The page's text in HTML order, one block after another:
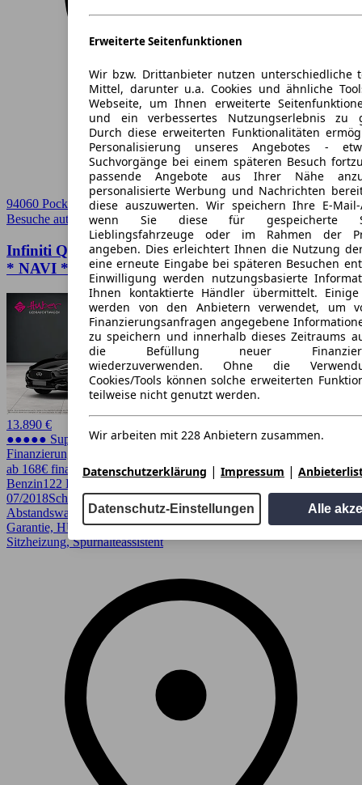
Erweiterte Seitenfunktionen
Wir bzw. Drittanbieter nutzen unterschiedliche
Mittel, darunter u.a. Cookies und ähnliche
Webseite, um Ihnen erweiterte
und ein verbessertes Nutzungserlebnis zu
Durch diese erweiterten Funktionalitäten
Personalisierung unseres Angebotes -
Suchvorgänge bei einem späteren Besuch
passende Angebote aus Ihrer Nähe
personalisierte Werbung und Nachrichten
diese auszuwerten. Wir speichern Ihre E-Mail-
wenn Sie diese für gespeicherte
Lieblingsfahrzeuge oder im Rahmen der
angeben. Dies erleichtert Ihnen die Nutzung
eine erneute Eingabe bei späteren Besuchen
Einwilligung werden nutzungsbasierte
Ihnen kontaktierte Händler übermittelt. Einige
werden von den Anbietern verwendet, um
Finanzierungsanfragen angegebene
zu speichern und innerhalb dieses Zeitraums
die Befüllung neuer
wiederzuverwenden. Ohne die
Cookies/Tools können solche erweiterten
teilweise nicht genutzt werden.
Wir arbeiten mit 228 Anbietern zusammen.
Datenschutzerklärung | Impressum |
Datenschutz-Einstellungen Alle
94060 Pocking
Besuche autoscout24.de
Infiniti Q30 PREMIUM 122 PS ( * SITZHEIZUNG
* NAVI * )
13.890 €
●●●●● Super Preis
Finanzierung möglich
ab 168€ finanzieren ↗
Benzin122 PS (90 kW)
07/2018SchaltgetriebeLimousine4 Türen
Abstandswarner, Einparkhilfe, Einparkhilfe Sensoren hinten,
Garantie, HU/AU neu, LED, Lordosenstütze, Regensensor,
Sitzheizung, Spurhalteassistent